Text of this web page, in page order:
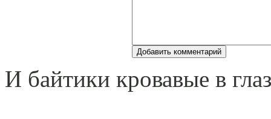
И байтики кровавые в